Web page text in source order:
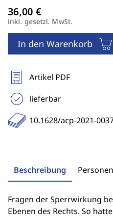
inkl. gesetzl. MwSt.
In den Warenkorb
Artikel PDF
lieferbar
10.1628/acp-2021-
Beschreibung Personen
Fragen der Sperrwirkung
Ebenen des Rechts. So